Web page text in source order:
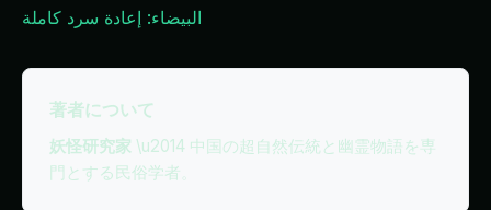
البيضاء: إعادة سرد كاملة
著者について
妖怪研究家 \u2014 中国の超自然伝統と幽霊物語を専
門とする民俗学者。